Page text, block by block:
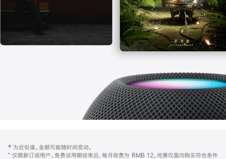
页
注
‡ 为近似值。金额可能随时间变动。
⁺ 仅限新订阅用户。免费试用期结束后，每月收费为 RMB 12。优惠仅面向购买符合条件